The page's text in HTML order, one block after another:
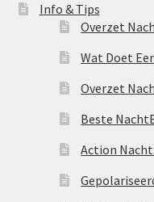
Info & Tips
Overzet
Wat Doet
Overzet
Beste
Action